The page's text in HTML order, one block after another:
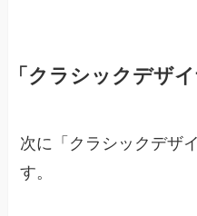
「クラシックデザ
次に「クラシックデザ
す。